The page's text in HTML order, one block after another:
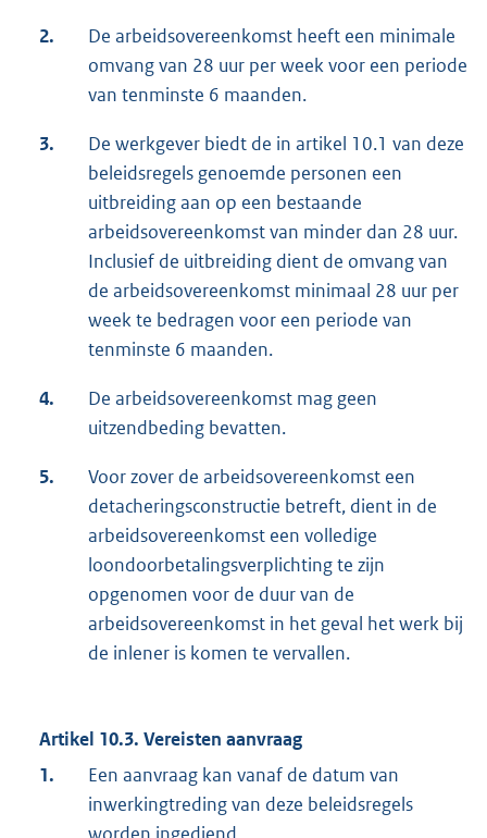
2.
De arbeidsovereenkomst heeft een minimale
omvang van 28 uur per week voor een periode
van tenminste 6 maanden.
3.
De werkgever biedt de in artikel 10.1 van deze
beleidsregels genoemde personen een
uitbreiding aan op een bestaande
arbeidsovereenkomst van minder dan 28 uur.
Inclusief de uitbreiding dient de omvang van
de arbeidsovereenkomst minimaal 28 uur per
week te bedragen voor een periode van
tenminste 6 maanden.
4.
De arbeidsovereenkomst mag geen
uitzendbeding bevatten.
5.
Voor zover de arbeidsovereenkomst een
detacheringsconstructie betreft, dient in de
arbeidsovereenkomst een volledige
loondoorbetalingsverplichting te zijn
opgenomen voor de duur van de
arbeidsovereenkomst in het geval het werk bij
de inlener is komen te vervallen.
Artikel 10.3. Vereisten aanvraag
1.
Een aanvraag kan vanaf de datum van
inwerkingtreding van deze beleidsregels
worden ingediend.